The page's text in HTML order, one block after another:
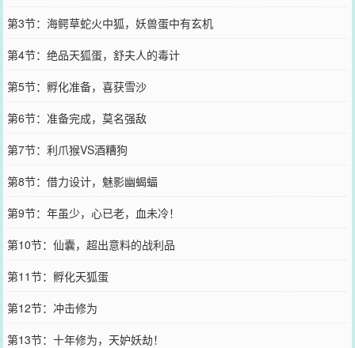
第3节：海鳄草蛇火中狐，妖兽蛋中有玄机
第4节：绝品天狐蛋，舒夫人的毒计
第5节：孵化准备，喜获雪沙
第6节：准备完成，莫名强敌
第7节：利爪猴VS酒糟狗
第8节：借力设计，魅影幽蝎蝠
第9节：年虽少，心已老，血未冷！
第10节：仙囊，超出意料的战利品
第11节：孵化天狐蛋
第12节：冲击修为
第13节：十年修为，天妒妖劫！